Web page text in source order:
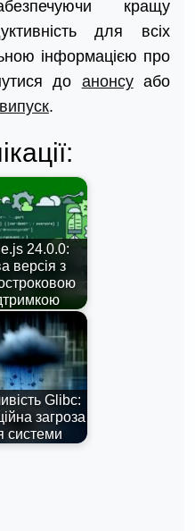
кращу
для всіх
інформацією про
до анонсуабо
.
24.0.0:
версія з
Glibc:
загроза
системи